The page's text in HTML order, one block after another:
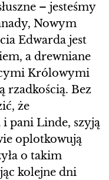
– jesteśmy
Nowym
Edwarda jest
a drewniane
Królowymi
rzadkością. Bez
że
pani Linde, szyją
oplotkowują
o takim
kolejne dni